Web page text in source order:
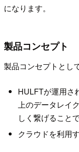
になります。
製品コンセプト
製品コンセプトとして
HULFTが運用さ
上のデータレイ
しく繋げること
クラウドを利用